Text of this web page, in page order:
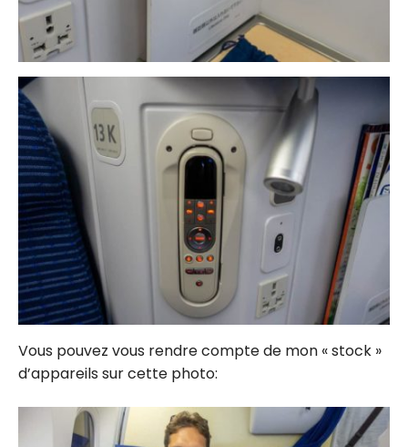
Vous pouvez vous rendre compte de mon « stock »
d’appareils sur cette photo: